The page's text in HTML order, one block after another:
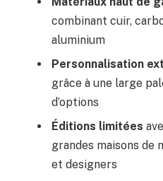
combinant cuir,
aluminium
Personnalisation
grâce à une large
d’options
Éditions limitées
grandes maisons de
et designers